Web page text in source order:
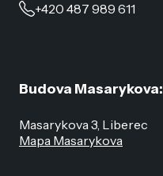
+420 487 989 611
Budova Masarykova:
Masarykova 3, Liberec
Mapa Masarykova